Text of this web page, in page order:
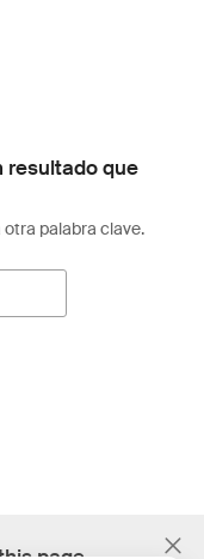
resultado que
palabra clave.